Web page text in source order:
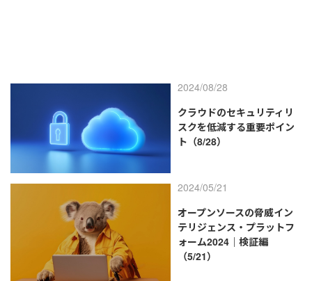
2024/08/28
クラウドのセキュリティリ
スクを低減する重要ポイン
ト（8/28）
2024/05/21
オープンソースの脅威イン
テリジェンス・プラットフ
ォーム2024｜検証編
（5/21）